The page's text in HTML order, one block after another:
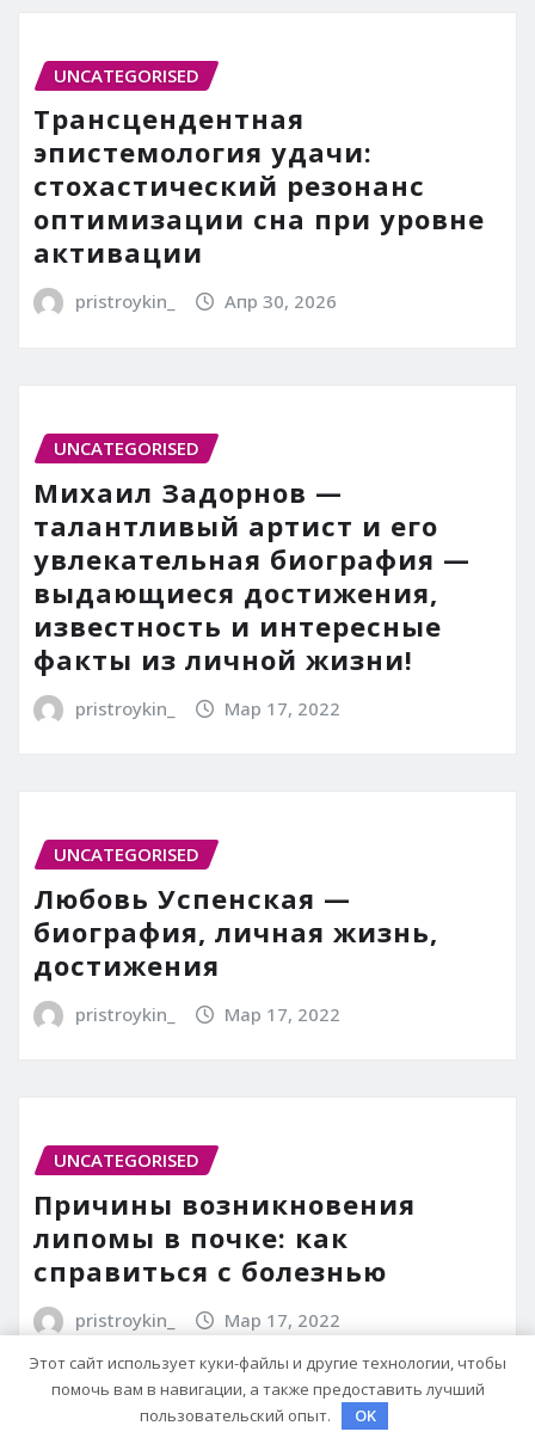
UNCATEGORISED
Трансцендентная
эпистемология удачи:
стохастический резонанс
оптимизации сна при уровне
активации
pristroykin_ Апр 30, 2026
UNCATEGORISED
Михаил Задорнов —
талантливый артист и его
увлекательная биография —
выдающиеся достижения,
известность и интересные
факты из личной жизни!
pristroykin_ Мар 17, 2022
UNCATEGORISED
Любовь Успенская —
биография, личная жизнь,
достижения
pristroykin_ Мар 17, 2022
UNCATEGORISED
Причины возникновения
липомы в почке: как
справиться с болезнью
pristroykin_ Мар 17, 2022
Этот сайт использует куки-файлы и другие технологии, чтобы
помочь вам в навигации, а также предоставить лучший
пользовательский опыт.
OK